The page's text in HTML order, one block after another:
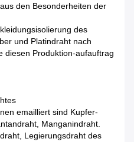
den Besonderheiten der
des
und Platindraht nach
diesen Produktion-aufauftrag
emailliert sind Kupfer-
Manganindraht.
Legierungsdraht des